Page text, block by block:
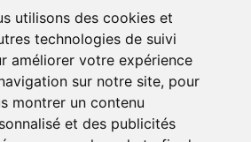
utilisons des cookies et
technologies de suivi
améliorer votre expérience
sur notre site, pour
montrer un contenu
et des publicités
réseaux sociaux